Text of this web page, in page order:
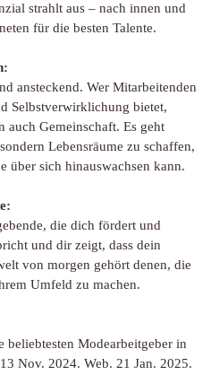
strahlt aus – nach innen und
für die besten Talente.
ansteckend. Wer Mitarbeitenden
Selbstverwirklichung bietet,
Gemeinschaft. Es geht
Lebensräume zu schaffen,
über sich hinauswachsen kann.
die dich fördert und
und dir zeigt, dass dein
von morgen gehört denen, die
Umfeld zu machen.
Modearbeitgeber in
Nov. 2024. Web. 21 Jan. 2025.